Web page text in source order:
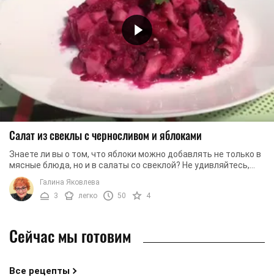
Салат из свеклы с черносливом и яблоками
Знаете ли вы о том, что яблоки можно добавлять не только в
мясные блюда, но и в салаты со свеклой? Не удивляйтесь,
такой рецепт действительно ...
Галина Яковлева
3
легко 50 4
Сейчас мы готовим
Все рецепты